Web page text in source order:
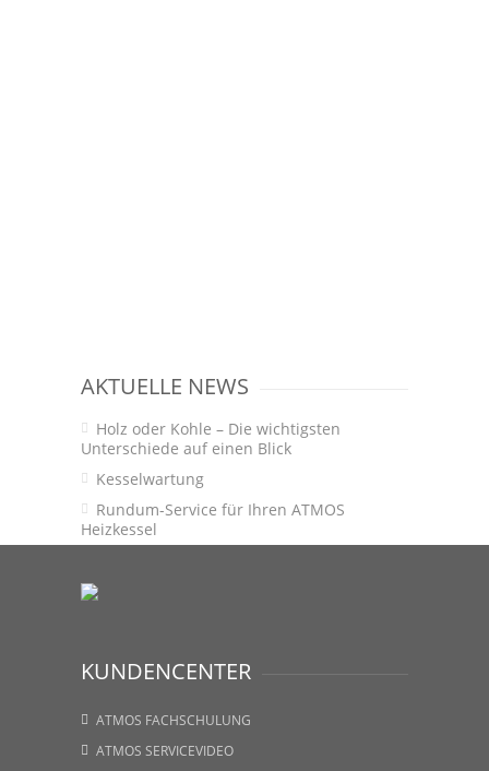
AKTUELLE NEWS
Holz oder Kohle – Die wichtigsten
Unterschiede auf einen Blick
Kesselwartung
Rundum-Service für Ihren ATMOS
Heizkessel
KUNDENCENTER
ATMOS FACHSCHULUNG
ATMOS SERVICEVIDEO